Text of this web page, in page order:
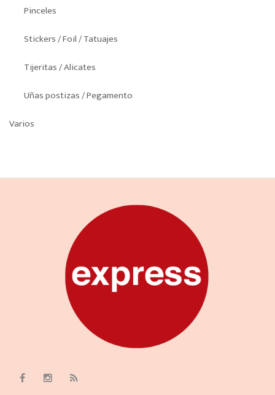
Pinceles
Stickers / Foil / Tatuajes
Tijeritas / Alicates
Uñas postizas / Pegamento
Varios